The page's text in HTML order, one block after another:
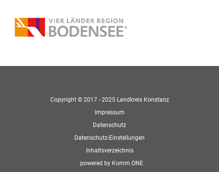
Copyright © 2017 - 2025 Landkreis Konstanz
Impressum
Datenschutz
Datenschutz-Einstellungen
Inhaltsverzeichnis
powered by Komm.ONE